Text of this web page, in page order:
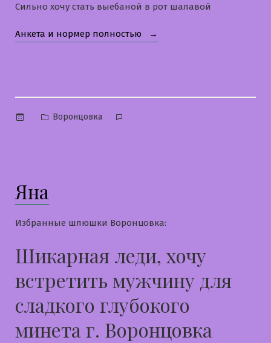
Сильно хочу стать выебаной в рот шалавой
Анкета и нормер полностью «Кристина»
Опубликовано
Воронцовка
Яна
Избранные шлюшки Воронцовка:
Шикарная леди, хочу
встретить мужчину для
сладкого глубокого
минета г. Воронцовка